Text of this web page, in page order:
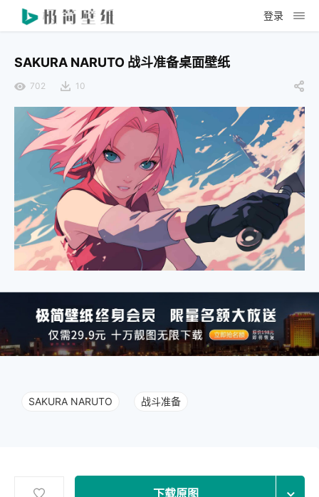
登录
SAKURA NARUTO 战斗准备桌面壁纸
702 10
SAKURA NARUTO 战斗准备
下载原图